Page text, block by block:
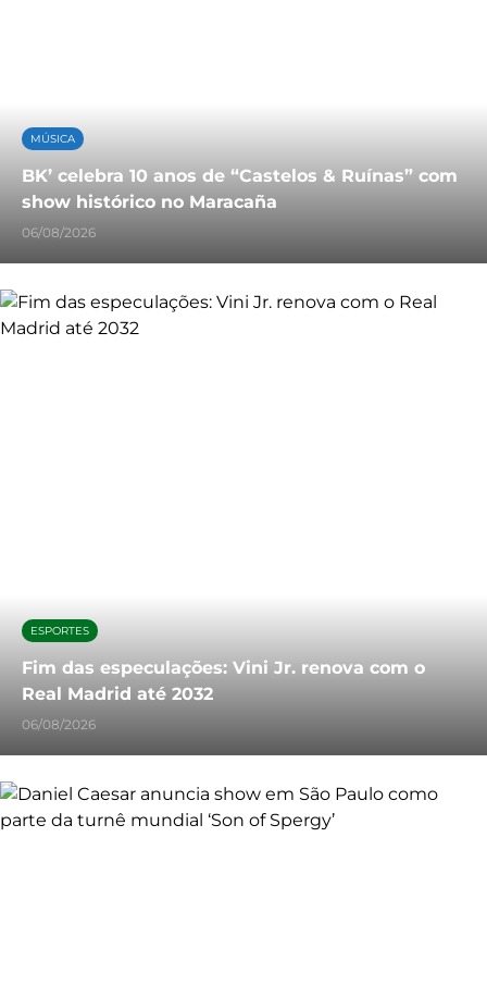
MÚSICA
BK’ celebra 10 anos de “Castelos & Ruínas” com
show histórico no Maracaña
06/08/2026
ESPORTES
Fim das especulações: Vini Jr. renova com o
Real Madrid até 2032
06/08/2026